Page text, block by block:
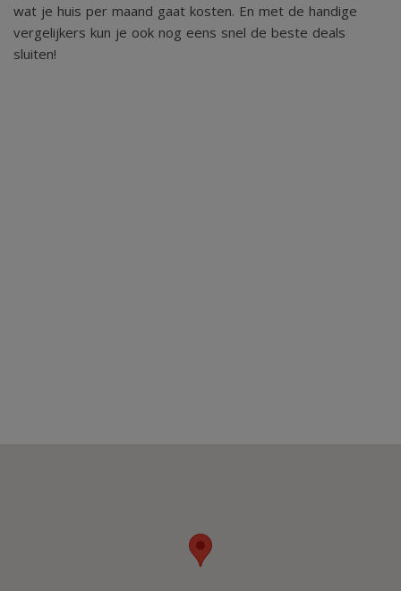
wat je huis per maand gaat kosten. En met de handige
vergelijkers kun je ook nog eens snel de beste deals
sluiten!